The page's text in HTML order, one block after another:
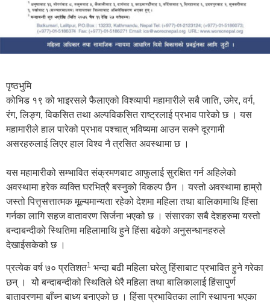
पृष्ठभुमि
कोभिड १९ को भाइरसले फैलाएको विश्व्यापी महामारीले सबै जाति, उमेर, वर्ग,
रंग, लिङ्ग, विकसित तथा अल्पविकसित राष्ट्रलाई प्रभाव पारेको छ । यस
महामारीले हाल पारेको प्रभाव पश्चात् भविष्यमा आउन सक्ने दूरगामी
असरहरुलाई लिएर हाल विश्व नै त्रसित अवस्थामा छ ।
यस महामारीको सम्भावित संक्रमणबाट आफुलाई सुरक्षित गर्न अहिलेको
अवस्थामा हरेक व्यक्ति घरभित्रै बस्नुको विकल्प छैन । यस्तो अवस्थामा हाम्रो
जस्तो पित्तृसत्तात्मक मूल्यमान्यता रहेको देशमा महिला तथा बालिकामाथि हिंसा
गर्नका लागि सहज वातावरण सिर्जना भएको छ । संसारका सबै देशहरुमा यस्तो
बन्दाबन्दीको स्थितिमा महिलामाथि हुने हिंसा बढेको अनुसन्धानहरुले
देखाईसकेको छ ।
प्रत्येक वर्ष ७० प्रतिशत1 भन्दा बढी महिला घरेलु हिंसाबाट प्रभावित हुने गरेका
छन् । योे बन्दाबन्दीको स्थितिले धेरै महिला तथा बालिकालाई हिंसापुर्ण
बातावरणमा बाँच्न बाध्य बनाएको छ । हिंसा प्रभावितका लागि स्थापना भएका